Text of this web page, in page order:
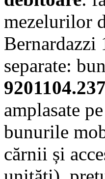
mezelurilor
Bernardazzi
separate:
amplasate
bunurile
cărnii și